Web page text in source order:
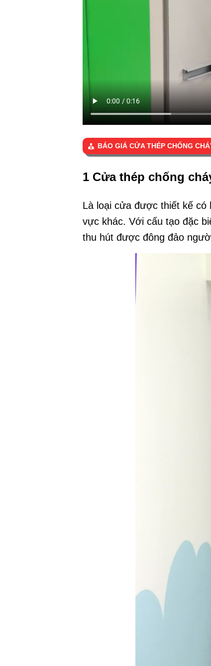
BÁO GIÁ CỬA THÉP CHỐNG
1 Cửa thép chống
Là loại cửa được thiết kế có
vực khác. Với cấu tạo đặc
thu hút được đông đảo